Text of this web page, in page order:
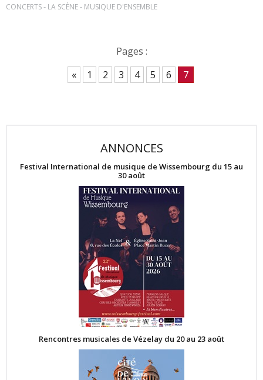
CONCERTS- LA SCÈNE- MUSIQUE D'ENSEMBLE
Pages :
«
1 2 3 4 5 6 7
ANNONCES
Festival International de musique de Wissembourg du 15 au
30 août
Rencontres musicales de Vézelay du 20 au 23 août